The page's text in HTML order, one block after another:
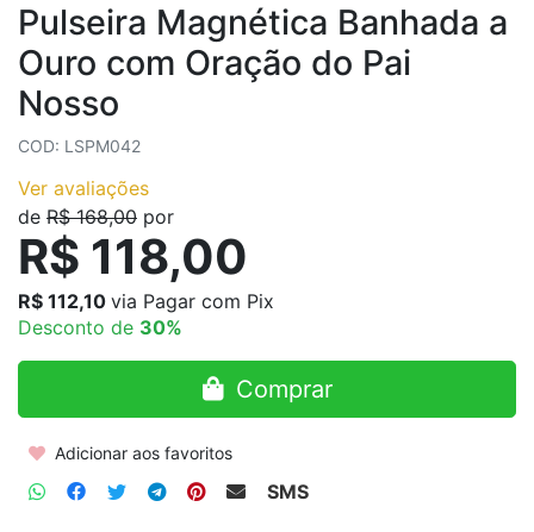
Pulseira Magnética Banhada a
Ouro com Oração do Pai
Nosso
COD: LSPM042
Ver avaliações
de R$ 168,00 por
R$ 118,00
R$ 112,10 via Pagar com Pix
Desconto de 30%
Comprar
Adicionar aos favoritos
SMS